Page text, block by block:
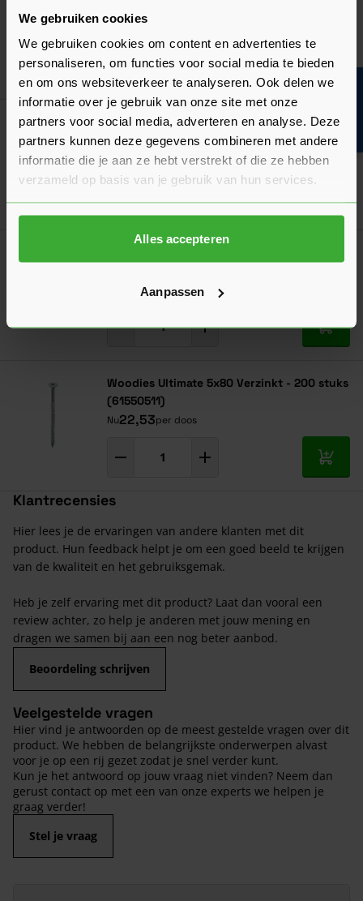
We gebruiken cookies
We gebruiken cookies om content en advertenties te
personaliseren, om functies voor social media te bieden
en om ons websiteverkeer te analyseren. Ook delen we
informatie over je gebruik van onze site met onze
partners voor social media, adverteren en analyse. Deze
partners kunnen deze gegevens combineren met andere
informatie die je aan ze hebt verstrekt of die ze hebben
verzameld op basis van je gebruik van hun services.
Alles accepteren
Aanpassen
11,62
In
Woodies Ultimate 4x70 Verzinkt - 200 stuks
(61540481)
Nu17,52 per doos
In
17,64per doos
In
Woodies Ultimate 5x80 Verzinkt - 200 stuks
(61550511)
Nu22,53per doos
In
Klantrecensies
Hier lees je de ervaringen van andere klanten met dit
product. Hun feedback helpt je om een goed beeld te krijgen
van de kwaliteit en het gebruiksgemak.
Heb je zelf ervaring met dit product? Laat dan vooral een
review achter, zo help je anderen met jouw mening en
dragen we samen bij aan een nog beter aanbod.
Beoordeling schrijven
Veelgestelde vragen
Hier vind je antwoorden op de meest gestelde vragen over dit
product. We hebben de belangrijkste onderwerpen alvast
voor je op een rij gezet zodat je snel verder kunt.
Kun je het antwoord op jouw vraag niet vinden? Neem dan
gerust contact op met een van onze experts we helpen je
graag verder!
Stel je vraag